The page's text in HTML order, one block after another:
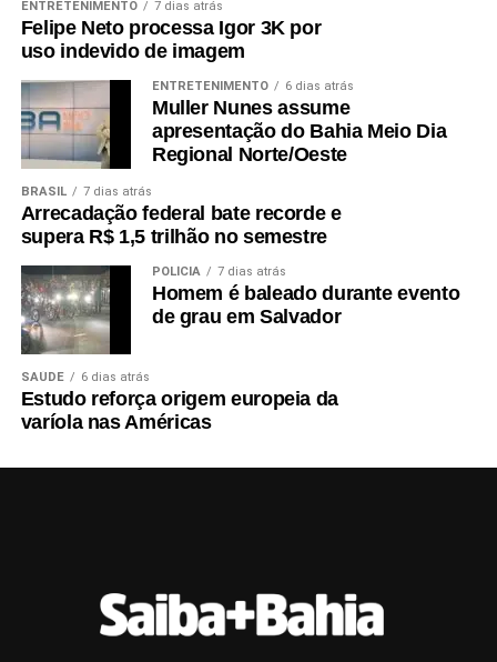
ENTRETENIMENTO 7 dias atrás
Felipe Neto processa Igor 3K por
uso indevido de imagem
ENTRETENIMENTO 6 dias atrás
Muller Nunes assume
apresentação do Bahia Meio Dia
Regional Norte/Oeste
BRASIL 7 dias atrás
Arrecadação federal bate recorde e
supera R$ 1,5 trilhão no semestre
POLÍCIA 7 dias atrás
Homem é baleado durante evento
de grau em Salvador
SAÚDE 6 dias atrás
Estudo reforça origem europeia da
varíola nas Américas